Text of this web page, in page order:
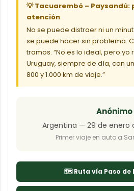
💡 Tacuarembó – Paysandú:
atención
No se puede distraer ni un
se puede hacer sin problema.
tramos. “No es lo ideal, pero
Uruguay, siempre de día, con
800 y 1.000 km de viaje.”
Anónimo
Argentina — 29 de enero
Primer viaje en auto a
🗺 Ruta vía Paso de